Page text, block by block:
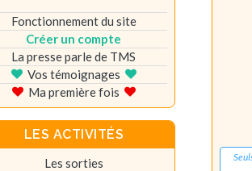
Fonctionnement du site
Créer un compte
La presse parle de TMS
Vos témoignages
Ma première fois
LES ACTIVITÉS
Les sorties